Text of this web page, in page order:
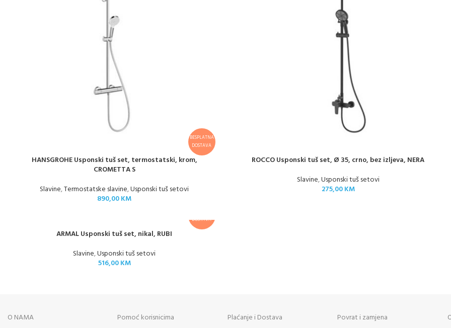
BESPLATNA
DOSTAVA
HANSGROHE Usponski tuš set, termostatski, krom,
CROMETTA S
Slavine,Termostatske slavine,Usponski tuš setovi
890,00KM
ROCCO Usponski tuš set, Ø 35, crno, bez izljeva, NERA
Slavine,Usponski tuš setovi
275,00KM
DOSTAVA
ARMAL Usponski tuš set, nikal, RUBI
Slavine,Usponski tuš setovi
516,00KM
O NAMA
Pomoć korisnicima
Plaćanje i Dostava
Povrat i zamjena